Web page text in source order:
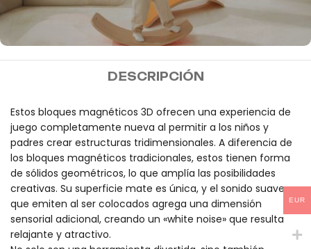
MIDEER
100€
DESCRIPCIÓN
Estos bloques magnéticos 3D ofrecen una experiencia de
juego completamente nueva al permitir a los niños y
padres crear estructuras tridimensionales. A diferencia de
los bloques magnéticos tradicionales, estos tienen forma
de sólidos geométricos, lo que amplía las posibilidades
creativas. Su superficie mate es única, y el sonido suave
que emiten al ser colocados agrega una dimensión
sensorial adicional, creando un «white noise» que resulta
relajante y atractivo.
EUR